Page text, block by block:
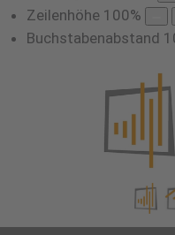
Zeilenhöhe 100%
Buchstabenabstand